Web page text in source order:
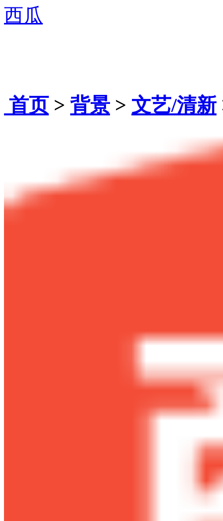
西瓜
首页> 背景 > 文艺/清新